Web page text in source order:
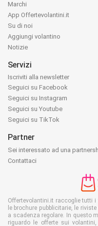
Marchi
App Offertevolantini.it
Su di noi
Aggiungi volantino
Notizie
Servizi
Iscriviti alla newsletter
Seguici su Facebook
Seguici su Instagram
Seguici su Youtube
Seguici su TikTok
Partner
Sei interessato ad una
Contattaci
Offertevolantini.it raccoglie tutti
le brochure pubblicitarie, le
a scadenza regolare. In questo
riguardo le offerte sui